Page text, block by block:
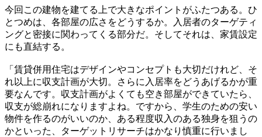
今回この建物を建てる上で大きなポイントがふたつある。ひ
とつめは、各部屋の広さをどうするか。入居者のターゲティ
ングと密接に関わってくる部分だ。そしてそれは、家賃設定
にも直結する。
「賃貸併用住宅はデザインやコンセプトも大切だけれど、そ
れ以上に収支計画が大切。さらに入居率をどうあげるかが重
要なんです。収支計画がよくても空き部屋ができていたら、
収支が総崩れになりますよね。ですから、学生のための安い
物件を作るのがいいのか、ある程度収入のある独身を狙うの
かといった、ターゲットリサーチはかなり慎重に行いまし